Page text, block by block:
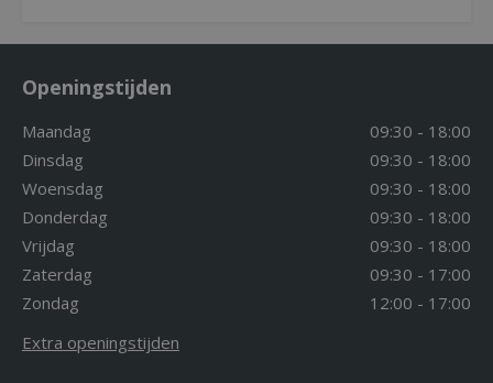
Openingstijden
Maandag
09:30 - 18:00
Dinsdag
09:30 - 18:00
Woensdag
09:30 - 18:00
Donderdag
09:30 - 18:00
Vrijdag
09:30 - 18:00
Zaterdag
09:30 - 17:00
Zondag
12:00 - 17:00
Extra openingstijden